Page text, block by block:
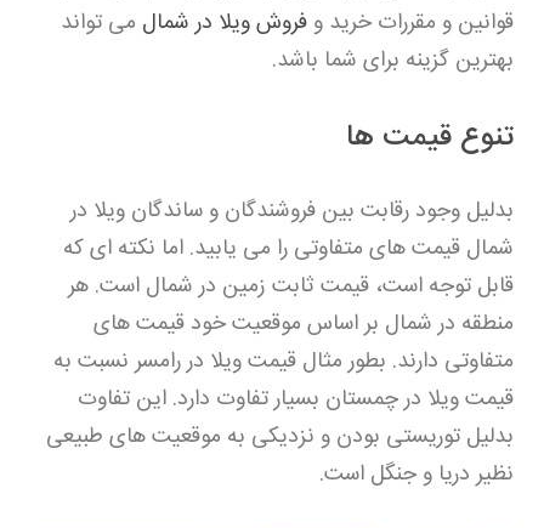
قوانین و مقررات خرید و فروش ویلا در شمال می تواند
بهترین گزینه برای شما باشد.
تنوع قیمت ها
بدلیل وجود رقابت بین فروشندگان و ساندگان ویلا در
شمال قیمت های متفاوتی را می یابید. اما نکته ای که
قابل توجه است، قیمت ثابت زمین در شمال است. هر
منطقه در شمال بر اساس موقعیت خود قیمت های
متفاوتی دارند. بطور مثال قیمت ویلا در رامسر نسبت به
قیمت ویلا در چمستان بسیار تفاوت دارد. این تفاوت
بدلیل توریستی بودن و نزدیکی به موقعیت های طبیعی
نظیر دریا و جنگل است.